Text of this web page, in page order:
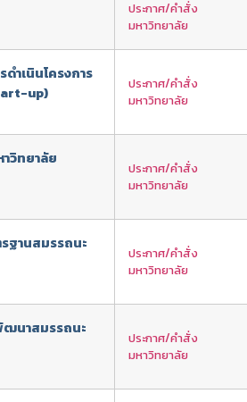
ประกาศ/คำสั่ง
มหาวิทยาลัย
ำเนินโครงการ
up)
ประกาศ/คำสั่ง
มหาวิทยาลัย
วิทยาลัย
ประกาศ/คำสั่ง
มหาวิทยาลัย
ฐานสมรรถนะ
ประกาศ/คำสั่ง
มหาวิทยาลัย
ฒนาสมรรถนะ
ประกาศ/คำสั่ง
มหาวิทยาลัย